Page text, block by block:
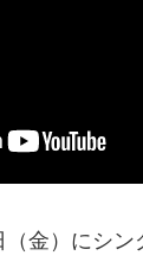
金）にシ